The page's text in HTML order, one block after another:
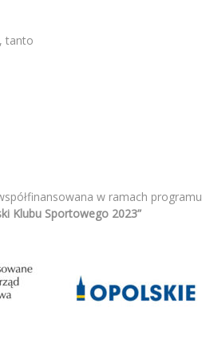
tanto
w ramach programu
Klubu Sportowego 2023”